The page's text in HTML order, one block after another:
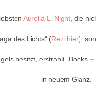
Aurelia L. Night, die
des Lichts“ (Rezi hier),
besitzt, erstrahlt „Books ~
in neuem Glanz.